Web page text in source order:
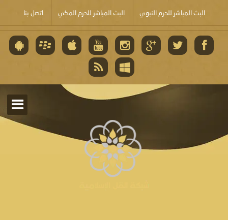
البث المباشر للحرم النبوي البث المباشر للحرم المكي اتصل بنا